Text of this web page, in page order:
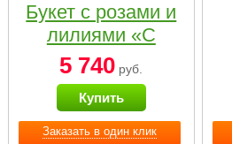
Заказать в один клик
Букет с розами и
лилиями «С
наилучшими
пожеланиями»
5 740 руб.
Купить